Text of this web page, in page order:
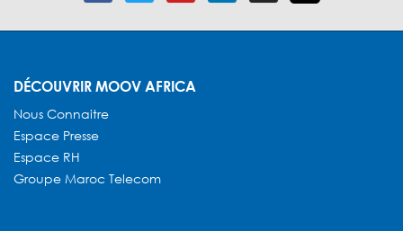
DÉCOUVRIR MOOV AFRICA
Nous Connaitre
Espace Presse
Espace RH
Groupe Maroc Telecom